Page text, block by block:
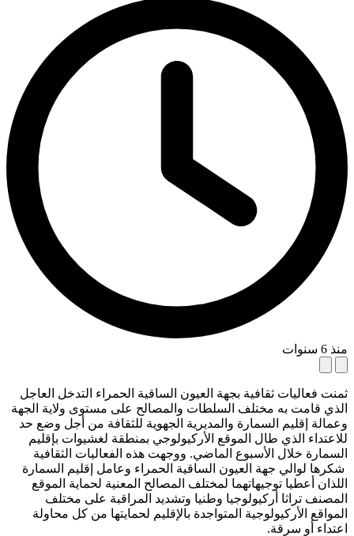
منذ 6 سنوات
ثمنت فعاليات ثقافية بجهة العيون الساقية الحمراء التدخل العاجل
الذي قامت به مختلف السلطات والمصالح على مستوى ولاية الجهة
وعمالة إقليم السمارة والمديرية الجهوية للثقافة من أجل وضع حد
للاعتداء الذي طال الموقع الأركيولوجي بمنطقة لغشيوات بإقليم
السمارة خلال الأسبوع الماضي. ووجهت هذه الفعاليات الثقافية
شكرها لوالي جهة العيون الساقية الحمراء وعامل إقليم السمارة
اللذان أعطيا توجيهاتهما لمختلف المصالح المعنية لحماية الموقع
المصنف تراثا أركيولوجيا وطنيا وتشديد المراقبة على مختلف
المواقع الأركيولوجية المتواجدة بالإقليم لحمايتها من كل محاولة
اعتداء أو سرقة.